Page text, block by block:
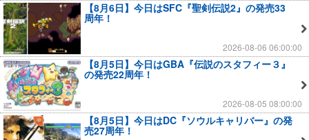
【8月6日】今日はSFC『聖剣伝説2』の発売33
周年！
2026-08-06 06:00:00
【8月5日】今日はGBA『伝説のスタフィー３』
の発売22周年！
2026-08-05 08:00:00
【8月5日】今日はDC『ソウルキャリバー』の発
売27周年！